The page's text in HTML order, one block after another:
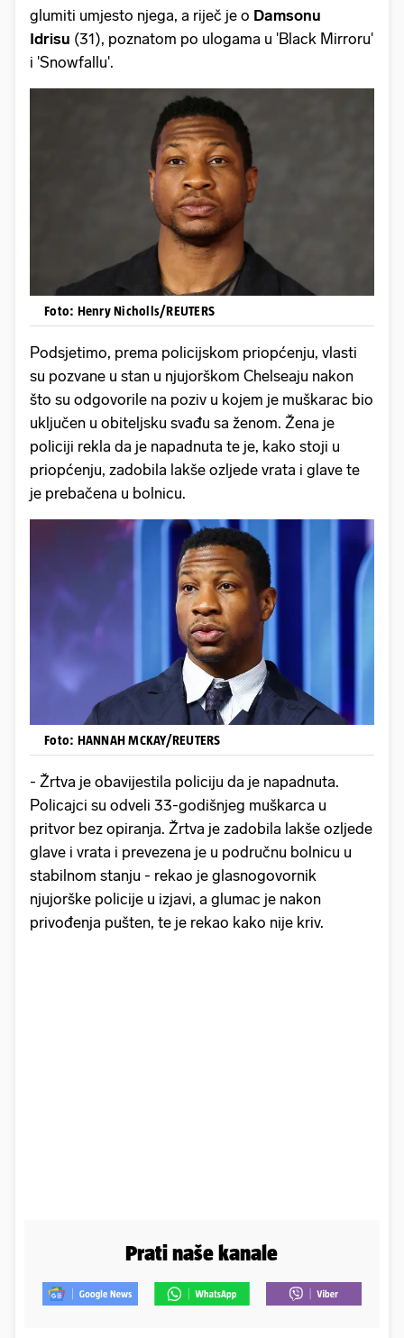
glumiti umjesto njega, a riječ je o Damsonu
Idrisu (31), poznatom po ulogama u 'Black Mirroru'
i 'Snowfallu'.
Foto: Henry Nicholls/REUTERS
Podsjetimo, prema policijskom priopćenju, vlasti
su pozvane u stan u njujorškom Chelseaju nakon
što su odgovorile na poziv u kojem je muškarac bio
uključen u obiteljsku svađu sa ženom. Žena je
policiji rekla da je napadnuta te je, kako stoji u
priopćenju, zadobila lakše ozljede vrata i glave te
je prebačena u bolnicu.
Foto: HANNAH MCKAY/REUTERS
- Žrtva je obavijestila policiju da je napadnuta.
Policajci su odveli 33-godišnjeg muškarca u
pritvor bez opiranja. Žrtva je zadobila lakše ozljede
glave i vrata i prevezena je u područnu bolnicu u
stabilnom stanju - rekao je glasnogovornik
njujorške policije u izjavi, a glumac je nakon
privođenja pušten, te je rekao kako nije kriv.
Prati naše kanale